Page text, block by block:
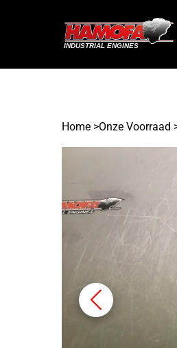
Home >Onze Voorraad